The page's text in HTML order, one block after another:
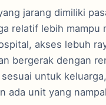
jarang dimiliki
relatif lebih mampu
akses lebuh
bergerak dengan
untuk
ada unit yang